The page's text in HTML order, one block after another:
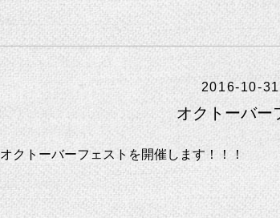
2016-10-
オクトーバー
オクトーバーフェストを開催します！！！